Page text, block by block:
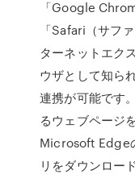
「Google
「Safari（サフ
ターネットエク
ウザとして知ら
連携が可能です
るウェブページ
Microsoft Edge
リをダウンロー